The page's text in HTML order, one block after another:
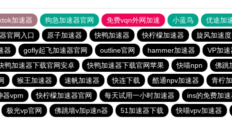
加速器 狗急加速器官网 免费vqn外网加速 小蓝鸟 优途加
官网入口 原子加速器 快鸭加速器 快柠檬加速器 旋风加速
器 gofly起飞加速器官网 outline官网 hammer加速器 VP加速
鸭加速器下载官网安卓 快鸭加速器下载官网苹果 快喵npn 佛跳
猴王加速器 速帆加速器 快连下载 酷通npv加速器 青柠
器vpm 快柠檬加速器官网 每天试用一小时加速器 ins的免费加速
极光vp官网 佛跳墙v加p速n器 51加速器下载 快喵vpv加速器